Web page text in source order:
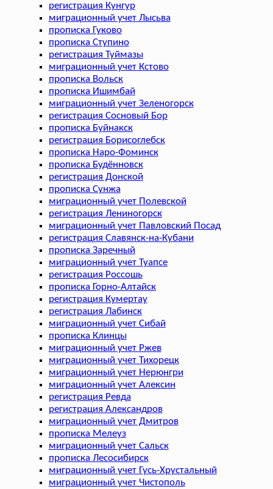
регистрация Кунгур
миграционный учет Лысьва
прописка Гуково
прописка Ступино
регистрация Туймазы
миграционный учет Кстово
прописка Вольск
прописка Ишимбай
миграционный учет Зеленогорск
регистрация Сосновый Бор
прописка Буйнакск
регистрация Борисоглебск
прописка Наро-Фоминск
прописка Будённовск
регистрация Донской
прописка Сунжа
миграционный учет Полевской
регистрация Лениногорск
миграционный учет Павловский Посад
регистрация Славянск-на-Кубани
прописка Заречный
миграционный учет Туапсе
регистрация Россошь
прописка Горно-Алтайск
регистрация Кумертау
регистрация Лабинск
миграционный учет Сибай
прописка Клинцы
миграционный учет Ржев
миграционный учет Тихорецк
миграционный учет Нерюнгри
миграционный учет Алексин
регистрация Ревда
регистрация Александров
миграционный учет Дмитров
прописка Мелеуз
миграционный учет Сальск
прописка Лесосибирск
миграционный учет Гусь-Хрустальный
миграционный учет Чистополь